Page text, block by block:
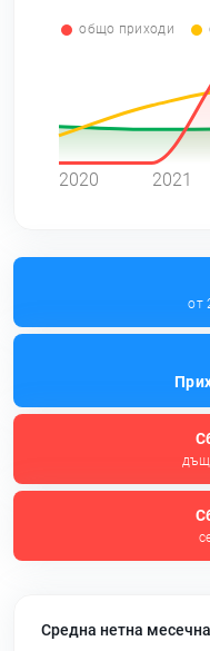
общо приходи
2020 2021
от
Средна нетна